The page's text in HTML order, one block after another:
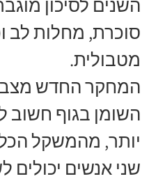
השנים לסיכון
סוכרת, מחלות לב
מטבולית.
המחקר החדש
השומן בגוף חשוב
יותר, מהמשקל
שני אנשים יכולים